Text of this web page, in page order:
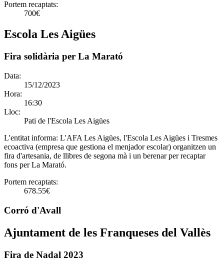
Portem recaptats:
700€
Escola Les Aigües
Fira solidària per La Marató
Data:
15/12/2023
Hora:
16:30
Lloc:
Pati de l'Escola Les Aigües
L'entitat informa: L'AFA Les Aigües, l'Escola Les Aigües i Tresmes
ecoactiva (empresa que gestiona el menjador escolar) organitzen un
fira d'artesania, de llibres de segona mà i un berenar per recaptar
fons per La Marató.
Portem recaptats:
678.55€
Corró d'Avall
Ajuntament de les Franqueses del Vallès
Fira de Nadal 2023